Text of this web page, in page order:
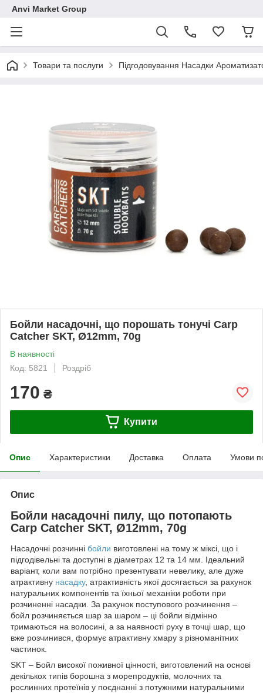
Anvi Market Group
Товари та послуги Підгодовування Насадки
Бойли насадочні, що порошать тонучі Carp
Catcher SKT, Ø12mm, 70g
В наявності
Код: 5821
Роздріб
170 ₴
Купити
Опис Характеристики Доставка Оплата Умови
Опис
Бойли насадочні пилу, що потопають
Carp Catcher SKT, Ø12mm, 70g
Насадочні розчинні бойли виготовлені на тому ж міксі, що і
підгодівельні та доступні в діаметрах 12 та 14 мм. Ідеальний
варіант, коли вам потрібно презентувати невелику, але дуже
атрактивну насадку, атрактивність якої досягається за рахунок
натуральних компонентів та їхньої механіки роботи при
розчиненні насадки. За рахунок поступового розчинення –
бойл розчиняється шар за шаром – ці бойли відмінно
тримаються на волосині, а за наявності руху в точці шар, що
вже розчинився, формує атрактивну хмару з різноманітних
частинок.
SKT – Бойл високої поживної цінності, виготовлений на основі
декількох типів борошна з морепродуктів, молочних та
рослинних протеїнів у поєднанні з потужними натуральними